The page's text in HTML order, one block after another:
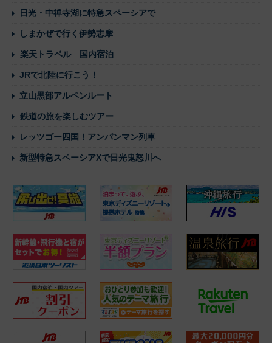
日光・中禅寺湖に特急スペーシアで
しまかぜで行く伊勢志摩
楽天トラベル 国内宿泊
JRで北陸に行こう！
立山黒部アルペンルート
鉄道の旅を楽しむツアー
レッツゴー四国！アンパンマン列車
新型特急スペーシアXで日光鬼怒川へ